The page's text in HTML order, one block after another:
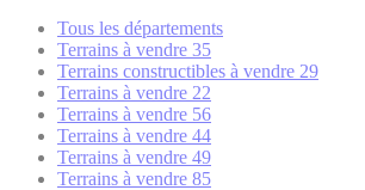
Tous les départements
Terrains à vendre 35
Terrains constructibles à vendre 29
Terrains à vendre 22
Terrains à vendre 56
Terrains à vendre 44
Terrains à vendre 49
Terrains à vendre 85